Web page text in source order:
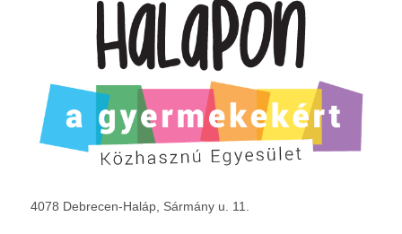
4078 Debrecen-Haláp, Sármány u. 11.